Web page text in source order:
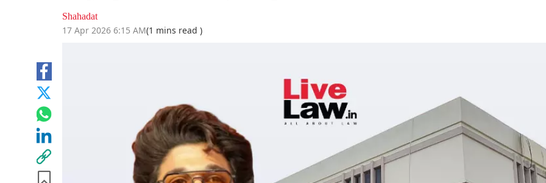
Shahadat
17 Apr 2026 6:15 AM(1 mins read )